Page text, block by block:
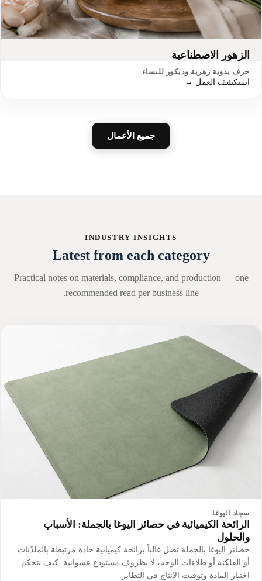
الزهور الاصطناعية
حرف يدوية زهرية وديكور للنساء
استكشف العمل →
جميع الأعمال
INDUSTRY INSIGHTS
Latest from each category
Practical notes on materials, compliance, and production — one
recommended read per business line.
سجاد اليوغا
الرائحة الكيميائية في حصائر اليوغا بالجملة: الأسباب
والحلول
حصائر اليوغا بالجملة تصل غالباً برائحة كيميائية حادة مرتبطة بالملدّنات
أو الفلكنة أو طلاءات الوجه، لا بظروف مستودع عشوائية. كيف يتحكم
اختيار المادة وتوقيت الإنتاج في التطاير.